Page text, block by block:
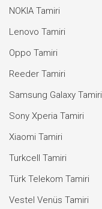
NOKIA Tamiri
Lenovo Tamiri
Oppo Tamiri
Reeder Tamiri
Samsung Galaxy Tamiri
Sony Xperia Tamiri
Xiaomi Tamiri
Turkcell Tamiri
Türk Telekom Tamiri
Vestel Venüs Tamiri